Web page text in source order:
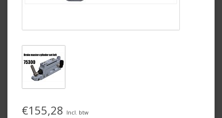
€155,28 Incl. btw